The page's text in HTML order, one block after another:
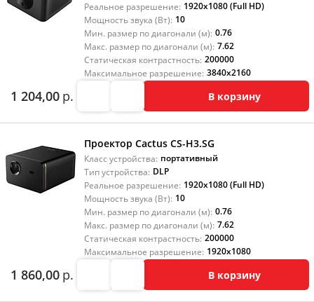
Реальное разрешение: 1920x1080 (Full HD)
Мощность звука (Вт): 10
Мин. размер по диагонали (м): 0.76
Макс. размер по диагонали (м): 7.62
Статическая контрастность: 200000
Максимальное разрешение: 3840x2160
1 204,00 р. В корзину
Проектор Cactus CS-H3.SG
Класс устройства: портативный
Тип устройства: DLP
Реальное разрешение: 1920x1080 (Full HD)
Мощность звука (Вт): 10
Мин. размер по диагонали (м): 0.76
Макс. размер по диагонали (м): 7.62
Статическая контрастность: 200000
Максимальное разрешение: 1920x1080
1 860,00 р. В корзину